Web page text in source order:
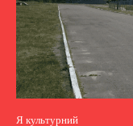
Я культурний